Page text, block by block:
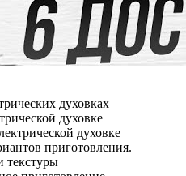
духовках
духовке
духовке
приготовления.
текстуры